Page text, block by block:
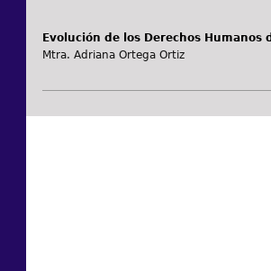
Evolución de los Derechos Humanos
Mtra. Adriana Ortega Ortiz